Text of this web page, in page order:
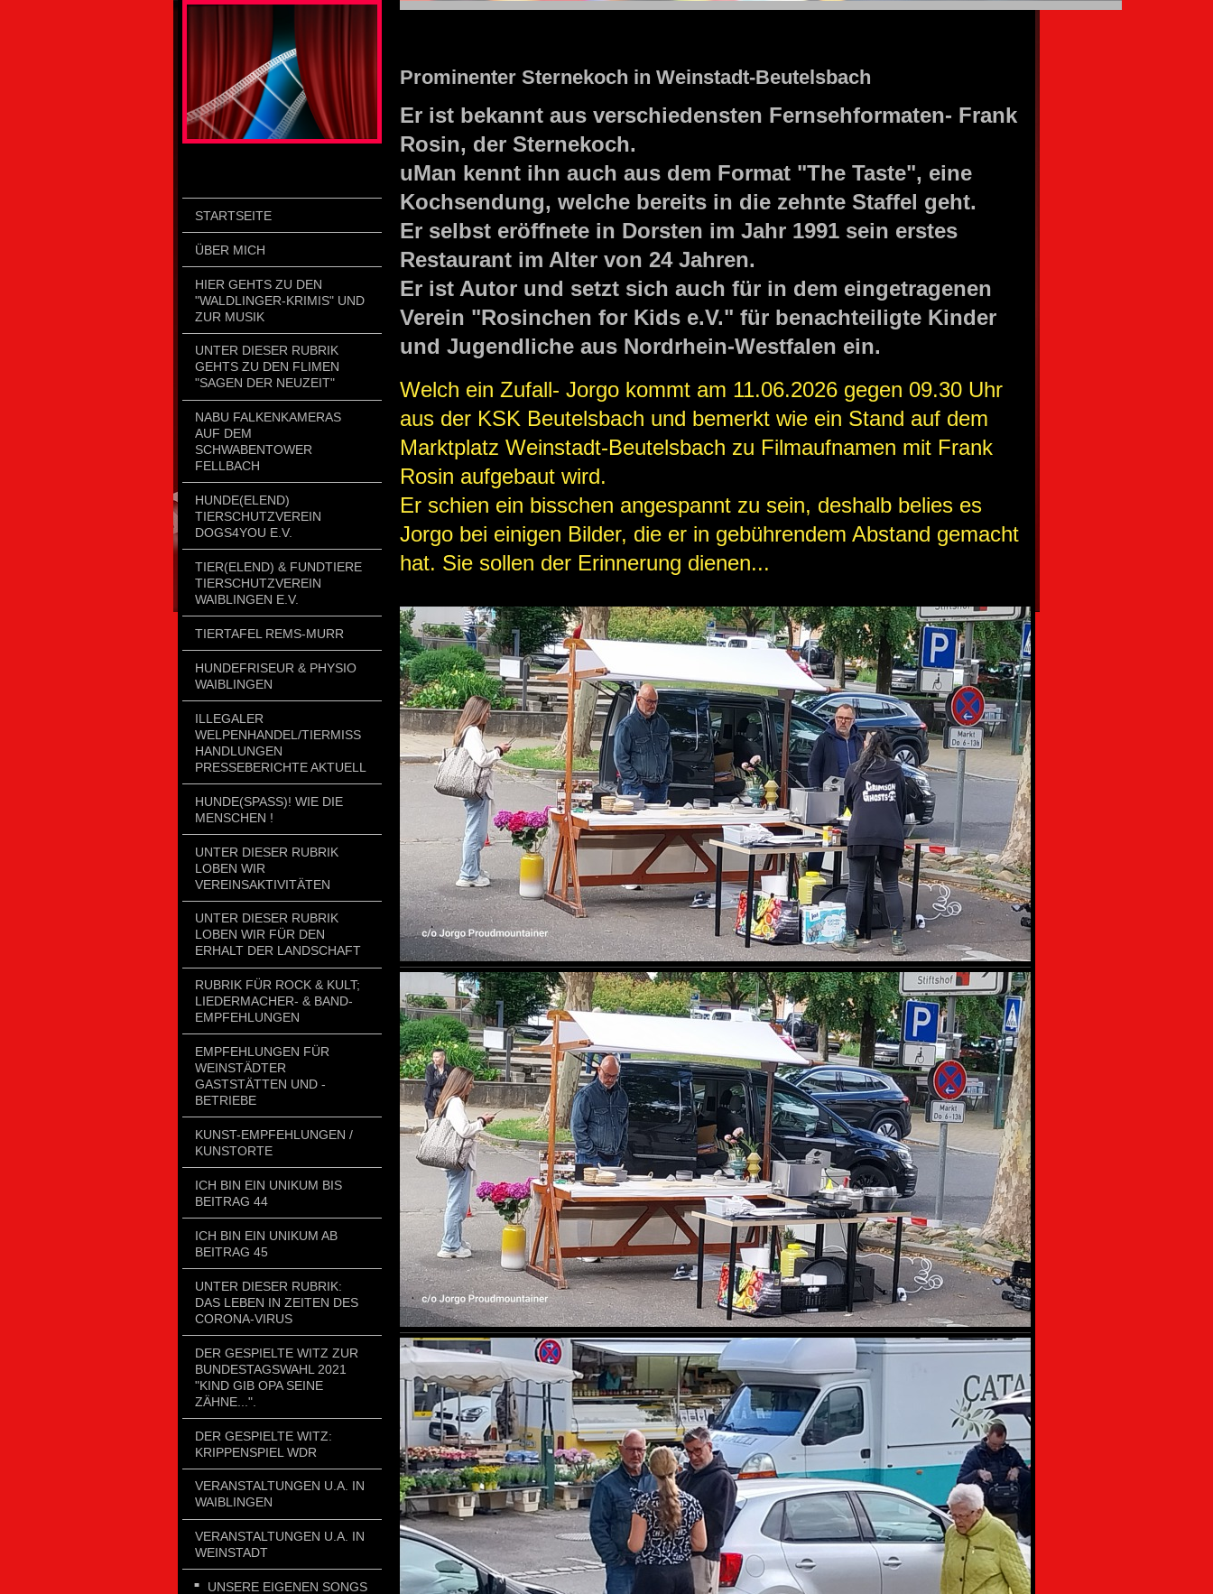
STARTSEITE
ÜBER MICH
HIER GEHTS ZU DEN
"WALDLINGER-KRIMIS" UND
ZUR MUSIK
UNTER DIESER RUBRIK
GEHTS ZU DEN FLIMEN
"SAGEN DER NEUZEIT"
NABU FALKENKAMERAS
AUF DEM
SCHWABENTOWER
FELLBACH
HUNDE(ELEND)
TIERSCHUTZVEREIN
DOGS4YOU E.V.
TIER(ELEND) & FUNDTIERE
TIERSCHUTZVEREIN
WAIBLINGEN E.V.
TIERTAFEL REMS-MURR
HUNDEFRISEUR & PHYSIO
WAIBLINGEN
ILLEGALER
WELPENHANDEL/TIERMISSH
ANDLUNGEN P
RESSEBERICHTE AKTUELL
HUNDE(SPASS)! WIE DIE
MENSCHEN !
UNTER DIESER RUBRIK
LOBEN WIR
VEREINSAKTIVITÄTEN
UNTER DIESER RUBRIK
LOBEN WIR FÜR DEN
ERHALT DER LANDSCHAFT
RUBRIK FÜR ROCK & KULT;
LIEDERMACHER- & BAND-
EMPFEHLUNGEN
EMPFEHLUNGEN FÜR
WEINSTÄDTER
GASTSTÄTTEN UND -
BETRIEBE
KUNST-EMPFEHLUNGEN /
KUNSTORTE
ICH BIN EIN UNIKUM BIS
BEITRAG 44
ICH BIN EIN UNIKUM AB
BEITRAG 45
UNTER DIESER RUBRIK:
DAS LEBEN IN ZEITEN DES
CORONA-VIRUS
DER GESPIELTE WITZ ZUR
BUNDESTAGSWAHL 2021
"KIND GIB OPA SEINE
ZÄHNE...".
DER GESPIELTE WITZ:
KRIPPENSPIEL WDR
VERANSTALTUNGEN U.A. IN
WAIBLINGEN
VERANSTALTUNGEN U.A. IN
WEINSTADT
UNSERE EIGENEN SONGS
Prominenter Sternekoch in Weinstadt-Beutelsbach
Er ist bekannt aus verschiedensten Fernsehformaten- Frank
Rosin, der Sternekoch.
uMan kennt ihn auch aus dem Format "The Taste", eine
Kochsendung, welche bereits in die zehnte Staffel geht.
Er selbst eröffnete in Dorsten im Jahr 1991 sein erstes
Restaurant im Alter von 24 Jahren.
Er ist Autor und setzt sich auch für in dem eingetragenen
Verein "Rosinchen for Kids e.V." für benachteiligte Kinder
und Jugendliche aus Nordrhein-Westfalen ein.
Welch ein Zufall- Jorgo kommt am 11.06.2026 gegen 09.30 Uhr
aus der KSK Beutelsbach und bemerkt wie ein Stand auf dem
Marktplatz Weinstadt-Beutelsbach zu Filmaufnamen mit Frank
Rosin aufgebaut wird.
Er schien ein bisschen angespannt zu sein, deshalb belies es
Jorgo bei einigen Bilder, die er in gebührendem Abstand gemacht
hat. Sie sollen der Erinnerung dienen...